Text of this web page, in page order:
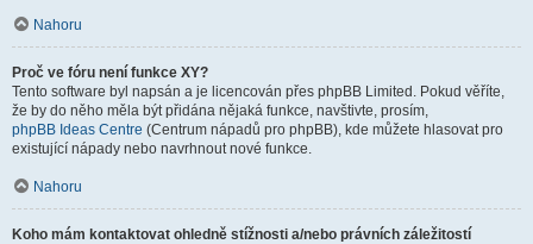
Nahoru
Proč ve fóru není funkce XY?
Tento software byl napsán a je licencován přes phpBB Limited. Pokud věříte,
že by do něho měla být přidána nějaká funkce, navštivte, prosím,
phpBB Ideas Centre (Centrum nápadů pro phpBB), kde můžete hlasovat pro
existující nápady nebo navrhnout nové funkce.
Nahoru
Koho mám kontaktovat ohledně stížnosti a/nebo právních záležitostí